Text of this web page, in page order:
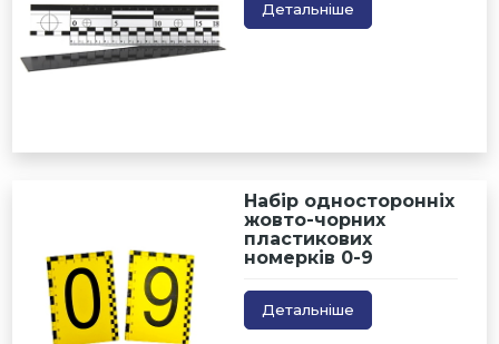
Детальніше
Набір односторонніх
жовто-чорних
пластикових
номерків 0-9
Детальніше